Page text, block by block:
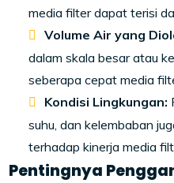
media filter dapat terisi
Volume Air yang
dalam skala besar atau
seberapa cepat media
Kondisi Lingkungan:
suhu, dan kelembaban
terhadap kinerja media
Pentingnya